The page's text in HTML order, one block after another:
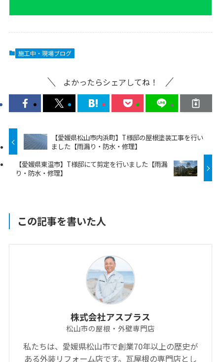
施工中・現場ブログ
よかったらシェアしてね！
【愛媛県松山市内浜町】T様邸の屋根塗装工事を行い
ました【雨漏り・防水・修理】
【愛媛県東温市】T様邸にて剪定を行いました【雨漏
り・防水・修理】
この記事を書いた人
株式会社アスプラス
松山市の屋根・外壁専門店
私たちは、愛媛県松山市で創業70年以上の歴史が
ある外装リフォーム店です。瓦屋根の専門店とし